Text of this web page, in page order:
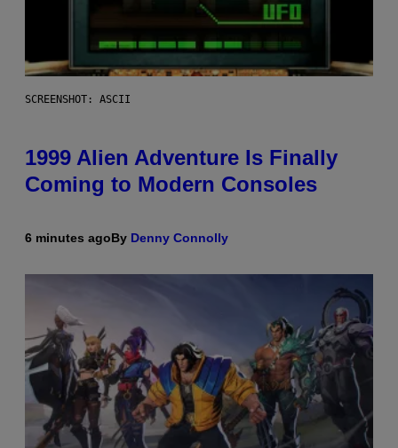
SCREENSHOT: ASCII
1999 Alien Adventure Is Finally
Coming to Modern Consoles
6 minutes agoBy Denny Connolly